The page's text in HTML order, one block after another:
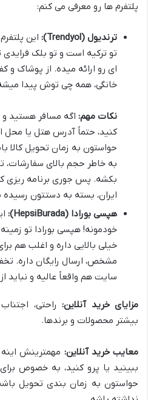
پلتفرم ها رو معرفی می کنم:
ترندیول (Trendyol):
این
تو ترکیه است و تو بلک
ای رو ارائه میده. از پوشاک و
خانگی، همه چی توش پیدا
نکات مهم: اگه مسافر هستید و
کنید، حتماً آدرس هتل یا محل
حواستون به زمان تحویل کالا
به خاطر حجم بالای سفارشات،
بکشه. پس جوری برنامه ریزی
ایران، بسته به دستتون رسیده
هپسی بورادا (HepsiBurada):
خودمونه! هپسی بورادا تو زمینه
خیلی بالایی داره و اغلب هم
مشخص، ارسال رایگان داره.
سایت هم واقعاً عالیه و نباید
مزایای خرید آنلاین:راحتی،
بیشتر محصولات و برندها.
معایب خرید آنلاین: مهمترینش اینه
ببینید یا پرو کنید، به خصوص
حواستون به زمان بندی تحویل